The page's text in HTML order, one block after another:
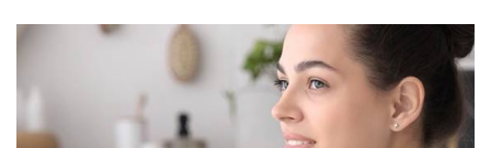
JELITA